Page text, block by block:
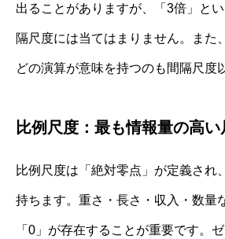
出ることがありますが、「3倍」と
隔尺度には当てはまりません。また
どの演算が意味を持つのも間隔尺度
比例尺度：最も情報量の高い
比例尺度は「絶対零点」が定義され
持ちます。重さ・長さ・収入・数量
「0」が存在することが重要です。